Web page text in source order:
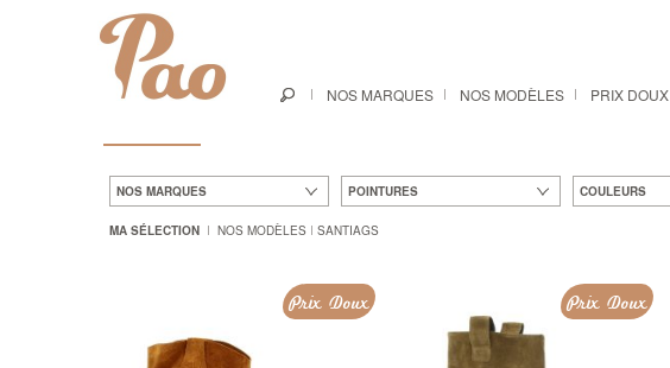
NOS MARQUES NOS MODÈLES PRIX DOUX
NOS MARQUES POINTURES COULEURS
MA SÉLECTION NOS MODÈLES SANTIAGS
Prix Doux Prix Doux